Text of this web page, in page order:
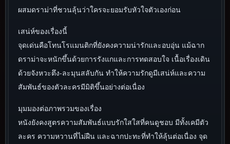
ผสมดราม่าที่ชวนลุ้นว่าใครจะยอมรับหัวใจตัวเองก่อน
เสน่ห์ของเรื่องนี้
จุดเด่นคือโทนโรแมนติกที่ยังคงความน่ารักและอบอุ่น แม้ฉาก
ดราม่าจะหนักขึ้นด้วยการรังแกและการทดสอบใจ เนื้อเรื่องเดิน
ด้วยจังหวะตึง-ละมุนสลับกัน ทำให้ความรักดูมีเสน่ห์และความ
สัมพันธ์ของตัวละครมีมิติขึ้นอย่างต่อเนื่อง
มุมมองต่อภาพรวมของเรื่อง
หนังยังคงสูตรความสัมพันธ์แบบรักใสใสที่คนดูชอบ มีทั้งเคมีตัว
ละคร ความหวานที่ไม่ฝืน และฉากปะทะที่ทำให้ลุ้นต่อเนื่อง จุด